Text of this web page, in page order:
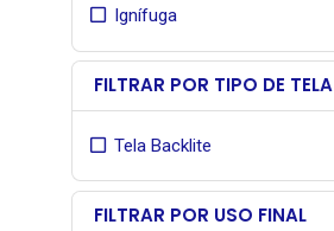
Ignífuga
FILTRAR POR TIPO DE TELA
Tela Backlite
FILTRAR POR USO FINAL